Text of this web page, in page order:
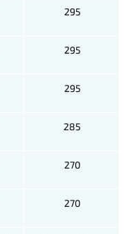
295
295
295
285
270
270